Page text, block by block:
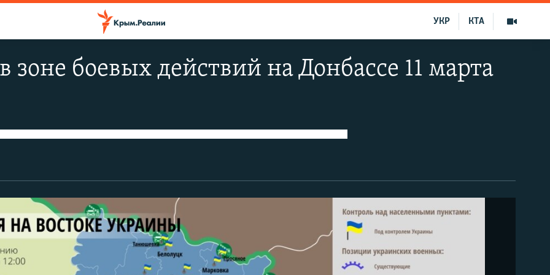
КТА
УКР
зоне боевых действий на Донбассе 11 марта